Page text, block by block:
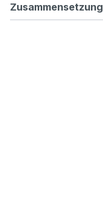
Zusammensetzung